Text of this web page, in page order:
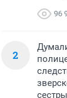
96
2